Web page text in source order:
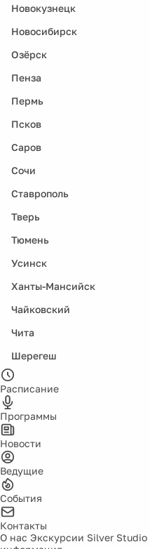
Новокузнецк
Новосибирск
Озёрск
Пенза
Пермь
Псков
Саров
Сочи
Ставрополь
Тверь
Тюмень
Усинск
Ханты-Мансийск
Чайковский
Чита
Шерегеш
Расписание
Программы
Новости
Ведущие
События
Контакты
О нас Экскурсии Silver Studio